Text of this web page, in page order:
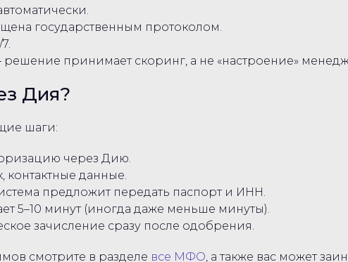
государственным протоколом.
принимает скоринг, а не «настроение»
Дия?
шаги:
через Дию.
контактные данные.
предложит передать паспорт и ИНН.
5–10 минут (иногда даже меньше минуты).
зачисление сразу после одобрения.
смотрите в разделе все МФО , а также вас может